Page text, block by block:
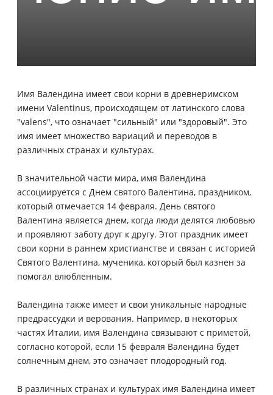
Имя Валендина имеет свои корни в древнеримском
имени Valentinus, происходящем от латинского слова
"valens", что означает "сильный" или "здоровый". Это
имя имеет множество вариаций и переводов в
различных странах и культурах.
В значительной части мира, имя Валендина
ассоциируется с Днем святого Валентина, праздником,
который отмечается 14 февраля. День святого
Валентина является днем, когда люди делятся любовью
и проявляют заботу друг к другу. Этот праздник имеет
свои корни в раннем христианстве и связан с историей
Святого Валентина, мученика, который был казнен за
помогал влюбленным.
Валендина также имеет и свои уникальные народные
предрассудки и верования. Например, в некоторых
частях Италии, имя Валендина связывают с приметой,
согласно которой, если 15 февраля Валендина будет
солнечным днем, это означает плодородный год.
В различных странах и культурах имя Валендина имеет